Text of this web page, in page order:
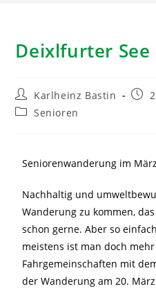
Deixlfurter
Karlheinz Bastin
Senioren
Seniorenwanderung im März
Nachhaltig und
Wanderung zu kommen,
schon gerne. Aber so
meistens ist man doch
Fahrgemeinschaften mit
der Wanderung am 20.